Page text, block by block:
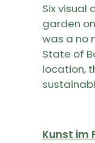
Six
garden
was a no
State of
location,
Kunst im